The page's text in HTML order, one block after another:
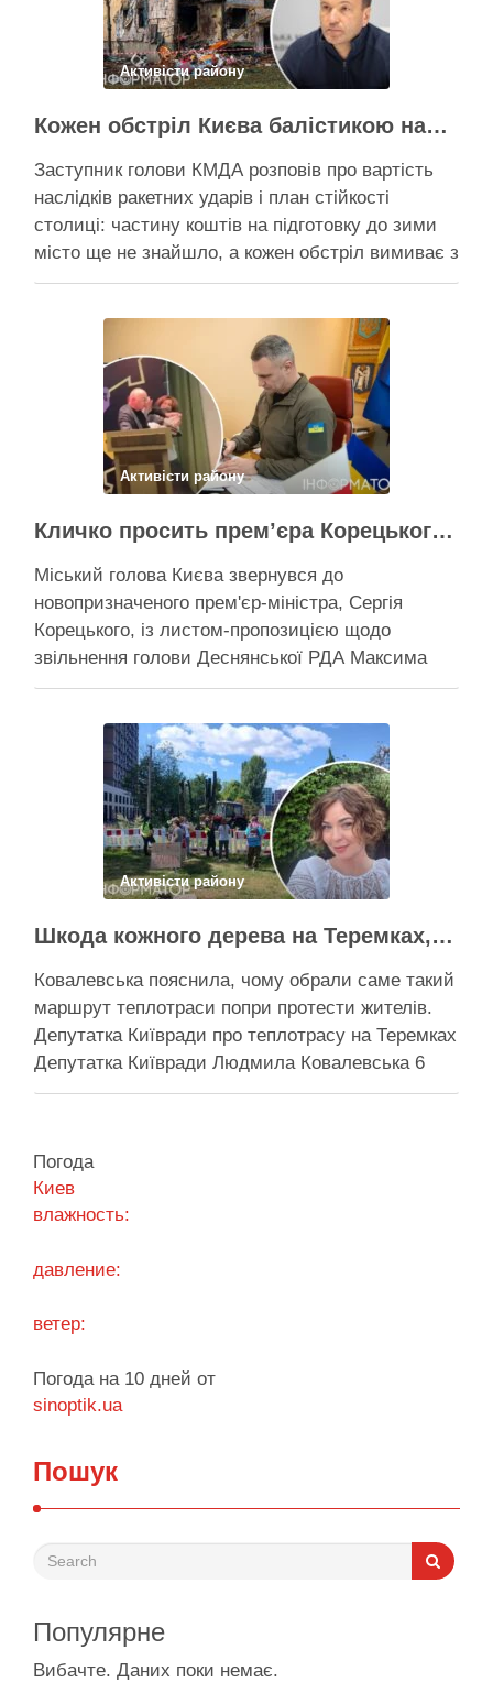
Активісти району
Кожен обстріл Києва балістикою наносить місту збитків на 300-500 мільйонів – Петро Пантелеєв
Заступник голови КМДА розповів про вартість
наслідків ракетних ударів і план стійкості
столиці: частину коштів на підготовку до зими
місто ще не знайшло, а кожен обстріл вимиває з
казни міста ще більше коштів Балістичний удар
при цьому деякі питання, як-от розселення
містян …
Поділитися у соцмережах:
Активісти району
Кличко просить прем’єра Корецького внести президентові подання на звільнення володаря Троєщини Бахматова
Міський голова Києва звернувся до
новопризначеного прем'єр-міністра, Сергія
Корецького, із листом-пропозицією щодо
звільнення голови Деснянської РДА Максима
Бахматова Кличко написав листа прем'єрові
подання президентові на Бахматова, що
образив його заступницю Анну Старостенко
Міський голова Києва звернувся до
новопризначеного прем’єр-міністра, Сергія
Корецького, із листом-пропозицією щодо
звільнення “володаря …
Поділитися у соцмережах:
Активісти району
Шкода кожного дерева на Теремках, але тепло мають подати в 400 будинків – депутатка Київради
Ковалевська пояснила, чому обрали саме такий
маршрут теплотраси попри протести жителів.
Депутатка Київради про теплотрасу на Теремках
Депутатка Київради Людмила Ковалевська 6
серпня прокоментувала конфлікт навколо
жителів через вирубку дерев, але наполягає на
необхідності забезпечити теплом понад 400
Поділитися у соцмережах:
Погода
Киев
влажность:
давление:
ветер:
Погода на 10 дней от
sinoptik.ua
Пошук
Популярне
Вибачте. Даних поки немає.